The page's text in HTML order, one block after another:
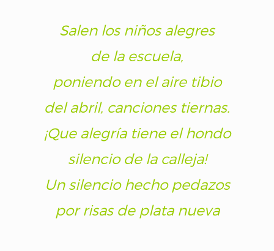
MEMORIA
A CUATRO VOCES
LA VOZ DEL
SILENCIO
5MUJERES5
Salen los niños alegres
de la escuela,
poniendo en el aire tibio
del abril, canciones tiernas.
¡Que alegría tiene el hondo
silencio de la calleja!
Un silencio hecho pedazos
por risas de plata nueva